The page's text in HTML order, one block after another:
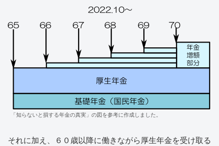
「知らないと損する年金の真実」の図を参考に作成しました。
それに加え、６０歳以降に働きながら厚生年金を受け取る